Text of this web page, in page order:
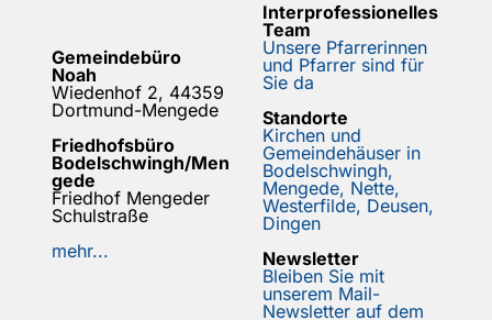
Gemeindebüro
Noah
Wiedenhof 2, 44359
Dortmund-Mengede
Friedhofsbüro
Bodelschwingh/Men
gede
Friedhof Mengeder
Schulstraße
mehr...
Interprofessionelles
Team
Unsere Pfarrerinnen
und Pfarrer sind für
Sie da
Standorte
Kirchen und
Gemeindehäuser in
Bodelschwingh,
Mengede, Nette,
Westerfilde, Deusen,
Dingen
Newsletter
Bleiben Sie mit
unserem Mail-
Newsletter auf dem